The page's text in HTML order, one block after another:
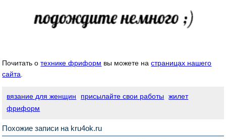
Почитать отехнике фриформ вы можете настраницах нашего
сайта
вязание для женщин присылайте свои работы
жилет
фриформ
Похожие записи на kru4ok.ru